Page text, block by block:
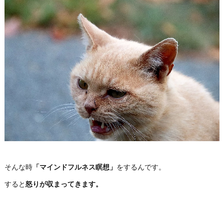
そんな時「マインドフルネス瞑想」 をするんです。
すると怒りが収まってきます。